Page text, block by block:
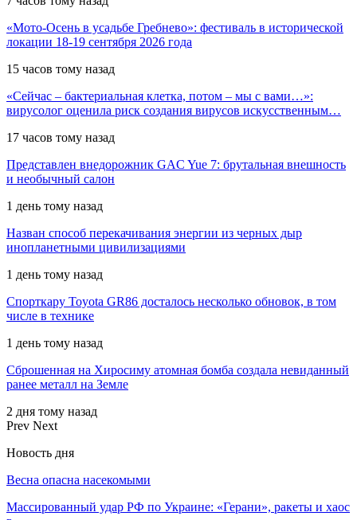
«Мото-Осень в усадьбе Гребнево»: фестиваль в исторической
локации 18-19 сентября 2026 года
15 часов тому назад
«Сейчас – бактериальная клетка, потом – мы с вами…»:
вирусолог оценила риск создания вирусов искусственным…
17 часов тому назад
Представлен внедорожник GAC Yue 7: брутальная внешность
и необычный салон
1 день тому назад
Назван способ перекачивания энергии из черных дыр
инопланетными цивилизациями
1 день тому назад
Спорткару Toyota GR86 досталось несколько обновок, в том
числе в технике
1 день тому назад
Сброшенная на Хиросиму атомная бомба создала невиданный
ранее металл на Земле
2 дня тому назад
Prev Next
Новость дня
Весна опасна насекомыми
Массированный удар РФ по Украине: «Герани», ракеты и хаос